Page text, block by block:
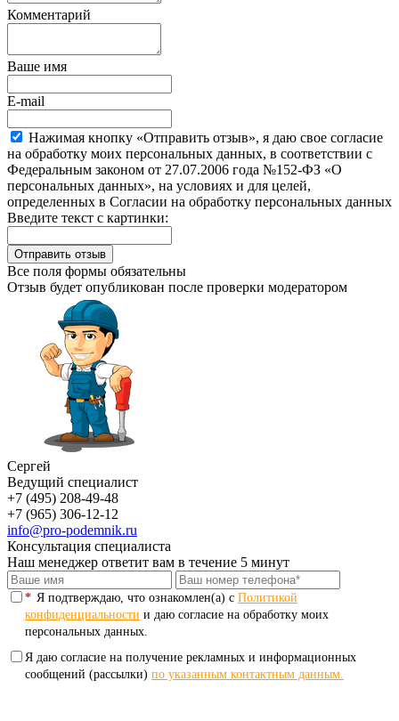
Комментарий
Ваше имя
E-mail
Нажимая кнопку «Отправить отзыв», я даю свое согласие
на обработку моих персональных данных, в соответствии с
Федеральным законом от 27.07.2006 года №152-ФЗ «О
персональных данных», на условиях и для целей,
определенных в Согласии на обработку персональных данных
Введите текст с картинки:
Все поля формы обязательны
Отзыв будет опубликован после проверки модератором
Сергей
Ведущий специалист
+7 (495) 208-49-48
+7 (965) 306-12-12
info@pro-podemnik.ru
Консультация специалиста
Наш менеджер ответит вам в течение 5 минут
* Я подтверждаю, что ознакомлен(а) с Политикой
конфиденциальности и даю согласие на обработку моих
персональных данных.
Я даю согласие на получение рекламных и информационных
сообщений (рассылки) по указанным контактным данным.